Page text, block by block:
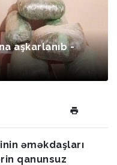
aşkarlanıb -
əməkdaşları
qanunsuz